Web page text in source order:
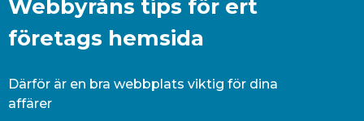
Webbyråns tips för ert
företags hemsida
Därför är en bra webbplats viktig för dina
affärer